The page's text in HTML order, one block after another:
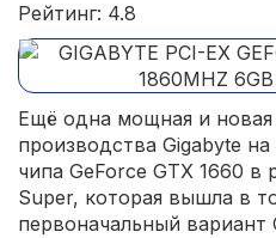
Рейтинг: 4.8
Ещё одна мощная и новая
производства Gigabyte
чипа GeForce GTX 1660
Super, которая вышла в
первоначальный вариант